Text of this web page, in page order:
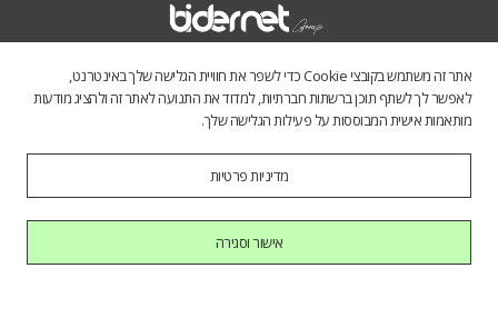
התכנים באתר נועדו לספק מידע כללי לציבור הרחב. אין לראות בהם תחליף
לייעוץ מקצועי, ואיננו מתחייבים לדיוק, שלמות או עדכניות הנתונים. השימוש
במידע הינו על אחריות המשתמש בלבד.
אתר זה משתמש בקובצי Cookie כדי לשפר את חוויית הגלישה שלך באינטרנט,
לאפשר לך לשתף תוכן ברשתות חברתיות, למדוד את התנועה לאתר זה ולהציג מודעות
מותאמות אישית המבוססות על פעילות הגלישה שלך.
מדיניות פרטיות
אישור וסגירה